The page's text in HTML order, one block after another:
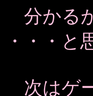
分かる
・・・と
次はゲ